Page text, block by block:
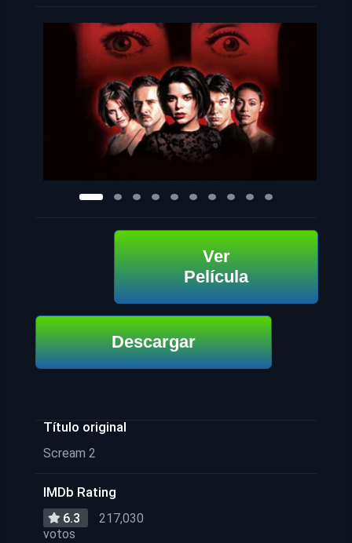
Ver
Película
Descargar
Título original
Scream 2
IMDb Rating
6.3
217,030
votos